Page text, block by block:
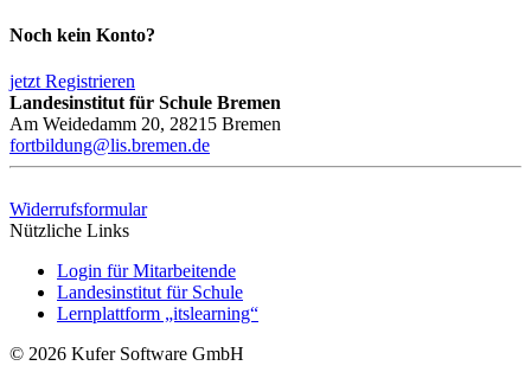
Noch kein Konto?
jetzt Registrieren
Landesinstitut für Schule Bremen
Am Weidedamm 20, 28215 Bremen
fortbildung@lis.bremen.de
Widerrufsformular
Nützliche Links
Login für Mitarbeitende
Landesinstitut für Schule
Lernplattform „itslearning“
© 2026 Kufer Software GmbH